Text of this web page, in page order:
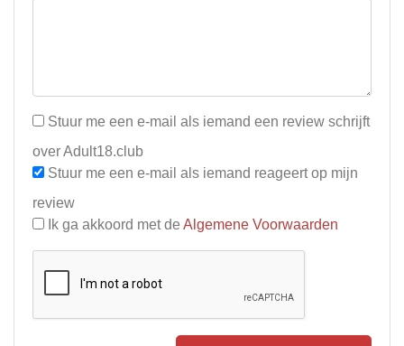
Stuur me een e-mail als iemand een review schrijft
over Adult18.club
Stuur me een e-mail als iemand reageert op mijn
review
Ik ga akkoord met de Algemene Voorwaarden